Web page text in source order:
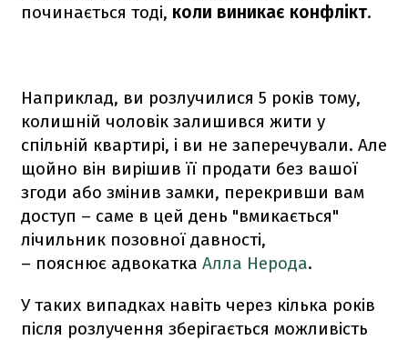
починається тоді, коли виникає конфлікт.
Наприклад, ви розлучилися 5 років тому,
колишній чоловік залишився жити у
спільній квартирі, і ви не заперечували. Але
щойно він вирішив її продати без вашої
згоди або змінив замки, перекривши вам
доступ – саме в цей день "вмикається"
лічильник позовної давності,
– пояснює адвокатка Алла Нерода.
У таких випадках навіть через кілька років
після розлучення зберігається можливість